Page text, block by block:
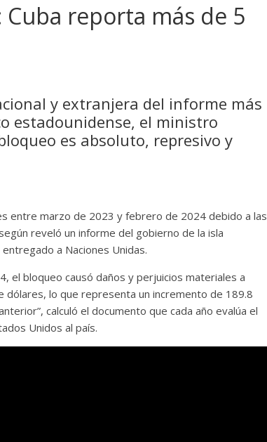
reporta más de 5
y extranjera del informe más
estadounidense, el ministro
es absoluto, represivo y
entre marzo de 2023 y febrero de 2024 debido a las
reveló un informe del gobierno de la isla
a Naciones Unidas.
el bloqueo causó daños y perjuicios materiales a
dólares, lo que representa un incremento de 189.8
calculó el documento que cada año evalúa el
Unidos al país.